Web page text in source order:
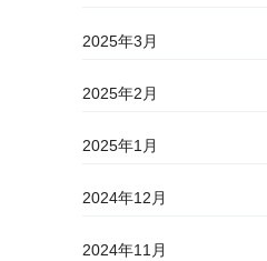
2025年3月
2025年2月
2025年1月
2024年12月
2024年11月